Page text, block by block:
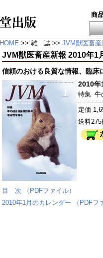
商
HOME >> 雑 誌 >> JVM獣医畜産
JVM獣医畜産新報 2010年1
信頼のおける良質な情報、臨
2010年
特集 牛
定価
送料
目 次 （PDFファイル）
2010年1月のカレンダー （PDFフ